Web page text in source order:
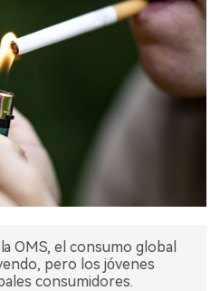
OMS, el consumo global
pero los jóvenes
consumidores.